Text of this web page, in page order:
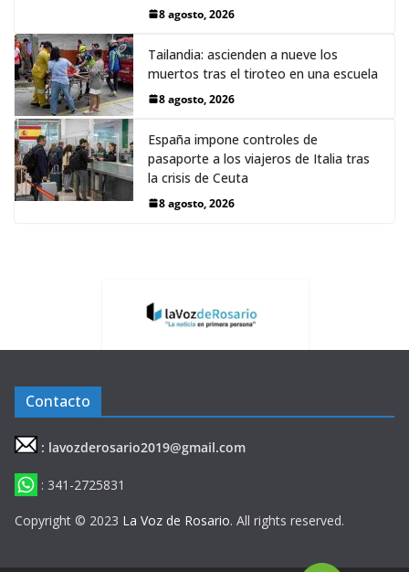
8 agosto, 2026
Tailandia: ascienden a nueve los
muertos tras el tiroteo en una escuela
8 agosto, 2026
España impone controles de
pasaporte a los viajeros de Italia tras
la crisis de Ceuta
8 agosto, 2026
Contacto
: lavozderosario2019@gmail.com
: 341-2725831
Copyright © 2023 La Voz de Rosario. All rights reserved.